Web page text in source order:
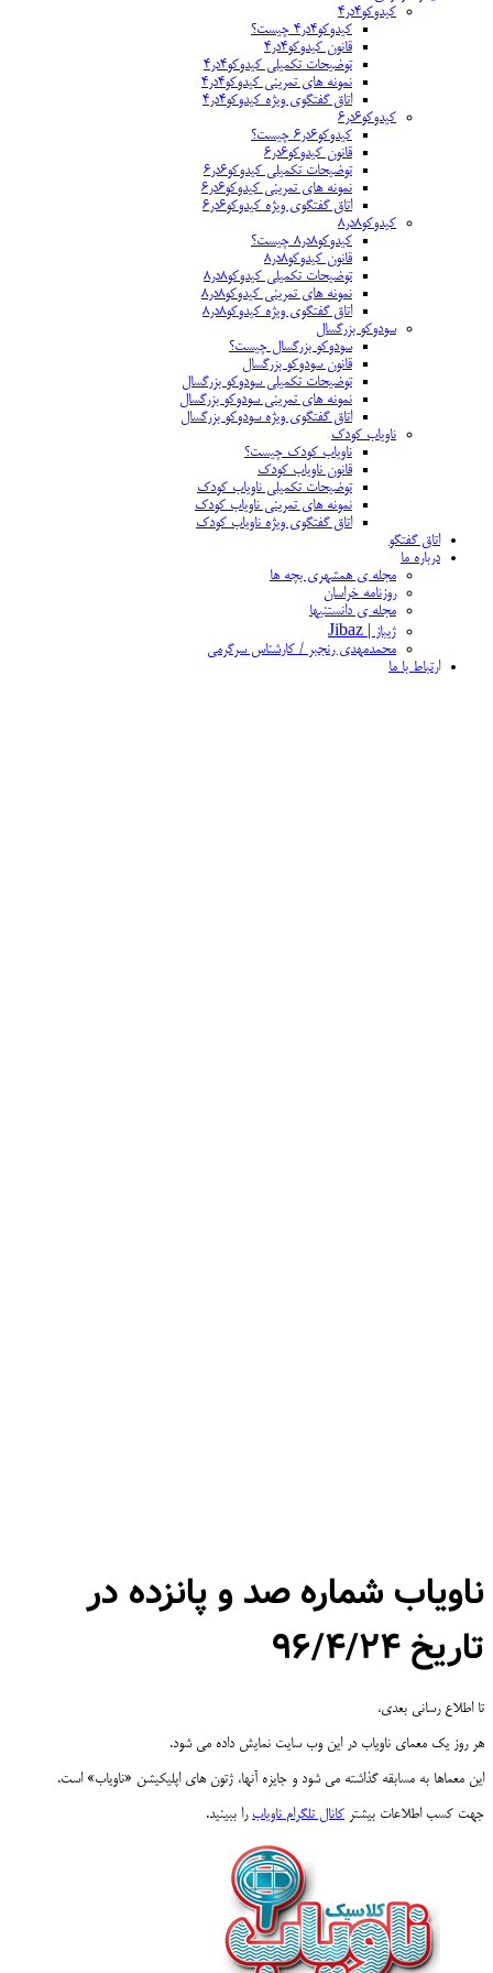
کیدوکو۴در۴
کیدوکو۴در۴ چیست؟
قانون کیدوکو۴در۴
توضیحات تکمیلی کیدوکو۴در۴
نمونه های تمرینی کیدوکو۴در۴
اتاق گفتگوی ویژه کیدوکو۴در۴
کیدوکو۶در۶
کیدوکو۶در۶ چیست؟
قانون کیدوکو۶در۶
توضیحات تکمیلی کیدوکو۶در۶
نمونه های تمرینی کیدوکو۶در۶
اتاق گفتگوی ویژه کیدوکو۶در۶
کیدوکو۸در۸
کیدوکو۸در۸ چیست؟
قانون کیدوکو۸در۸
توضیحات تکمیلی کیدوکو۸در۸
نمونه های تمرینی کیدوکو۸در۸
اتاق گفتگوی ویژه کیدوکو۸در۸
سودوکو بزرگسال
سودوکو بزرگسال چیست؟
قانون سودوکو بزرگسال
توضیحات تکمیلی سودوکو بزرگسال
نمونه های تمرینی سودوکو بزرگسال
اتاق گفتگوی ویژه سودوکو بزرگسال
ناویاب کودک
ناویاب کودک چیست؟
قانون ناویاب کودک
توضیحات تکمیلی ناویاب کودک
نمونه های تمرینی ناویاب کودک
اتاق گفتگوی ویژه ناویاب کودک
اتاق گفتگو
درباره ما
مجله ی همشهری بچه ها
روزنامه خراسان
مجله ی دانستنیها
ژیباز | Jibaz
محمدمهدی رنجبر / کارشناس سرگرمی
ارتباط با ما
ناویاب شماره صد و پانزده در
تاریخ ۹۶/۴/۲۴
تا اطلاع رسانی بعدی،
هر روز یک معمای ناویاب در این وب سایت نمایش داده می شود.
این معماها به مسابقه گذاشته می شود و جایزه آنها، ژتون های اپلیکیشن «ناویاب» است.
جهت کسب اطلاعات بیشتر کانال تلگرام ناویاب را ببینید.